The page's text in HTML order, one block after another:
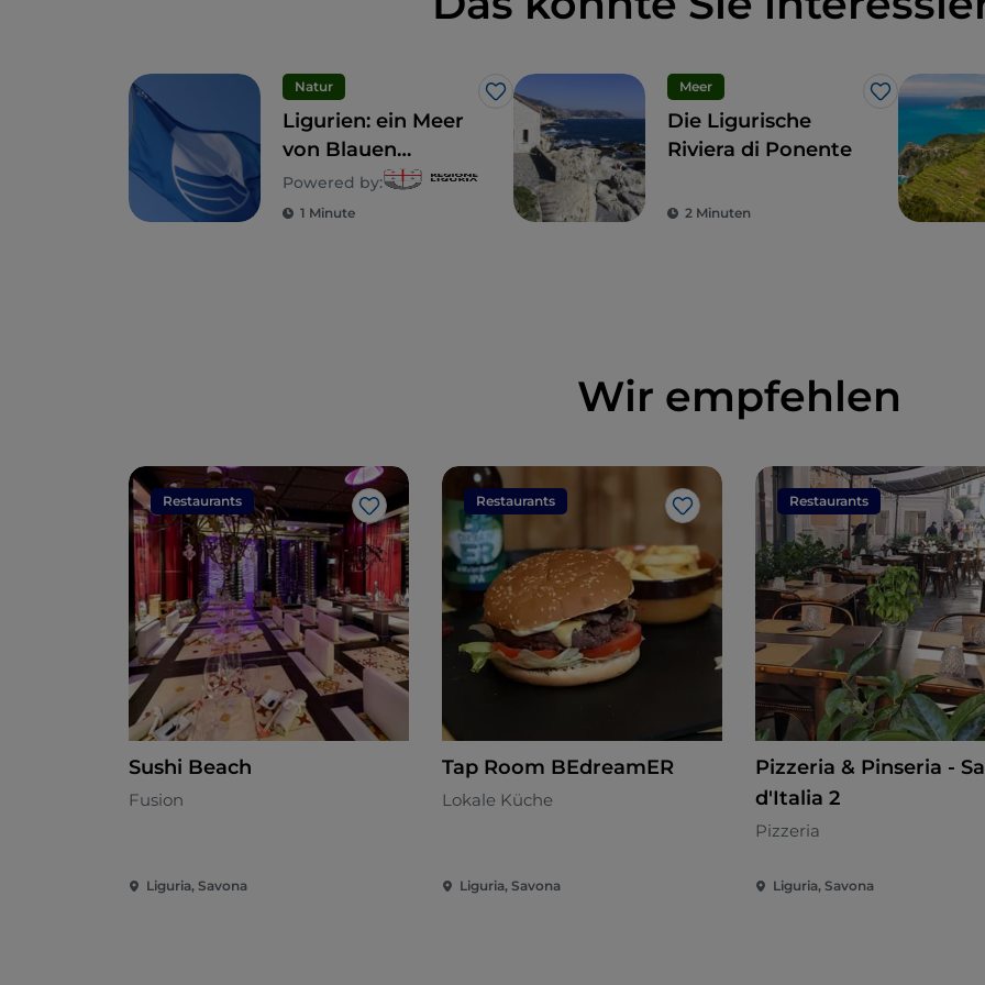
Natur
Like
Ligurien: ein Meer
von Blauen
Flaggen
Powered by:
1 Minute
Meer
Like
Die Ligurische
Riviera di Ponente
2 Minuten
Wir empfehlen
Restaurants
Like
Sushi Beach
Fusion
Liguria, Savona
Restaurants
Like
Tap Room BEdreamER
Lokale Küche
Liguria, Savona
Restaurants
Pizzeria & Pinseria -
d'Italia 2
Pizzeria
Liguria, Savona